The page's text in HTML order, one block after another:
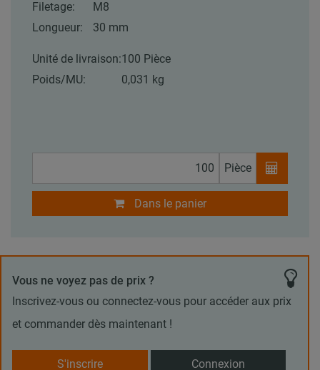
Filetage:
M8
Longueur:
30 mm
Unité de livraison:100 Pièce
Poids/MU:
0,031 kg
Pièce
Dans le panier
Vous ne voyez pas de prix ?
Inscrivez-vous ou connectez-vous pour accéder aux prix
et commander dès maintenant !
S'inscrire Connexion